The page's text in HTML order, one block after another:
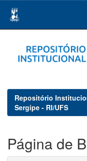
navigation
Repositório
Sergipe - RI/UFS
Página de